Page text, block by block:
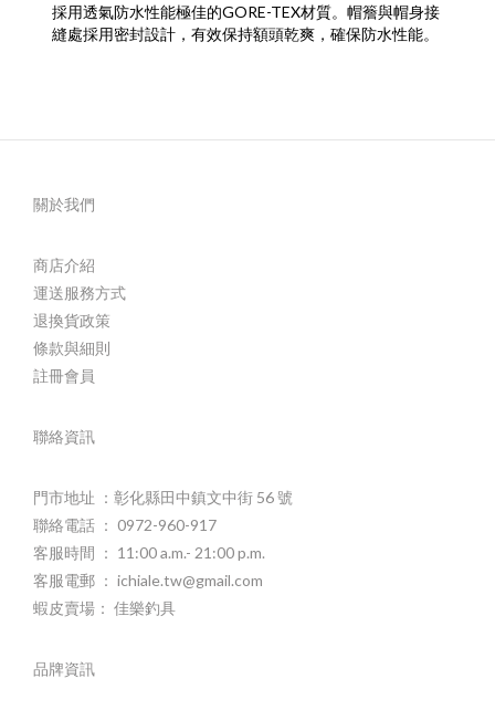
採用透氣防水性能極佳的GORE-TEX材質。帽簷與帽身接
縫處採用密封設計，有效保持額頭乾爽，確保防水性能。
關於我們
商店介紹
運送服務方式
退換貨政策
條款與細則
註冊會員
聯絡資訊
門市地址 ：彰化縣田中鎮文中街 56 號
聯絡電話 ： 0972-960-917
客服時間 ： 11:00 a.m.- 21:00 p.m.
客服電郵 ： ichiale.tw@gmail.com
蝦皮賣場： 佳樂釣具
品牌資訊